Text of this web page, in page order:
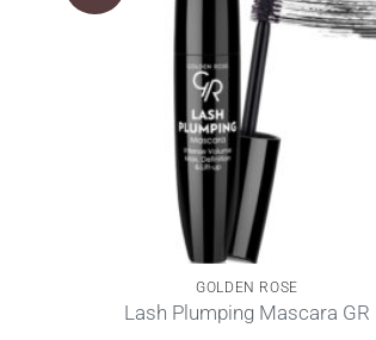
GOLDEN ROSE
Lash Plumping Mascara GR